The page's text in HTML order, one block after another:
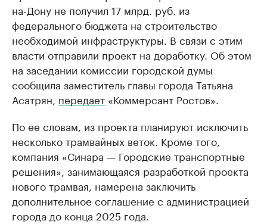
на-Дону не получил 17 млрд. руб. из
федерального бюджета на строительство
необходимой инфраструктуры. В связи с этим
власти отправили проект на доработку. Об этом
на заседании комиссии городской думы
сообщила заместитель главы города Татьяна
Асатрян, передает «Коммерсант Ростов».
По ее словам, из проекта планируют исключить
несколько трамвайных веток. Кроме того,
компания «Синара — Городские транспортные
решения», занимающаяся разработкой проекта
нового трамвая, намерена заключить
дополнительное соглашение с администрацией
города до конца 2025 года.